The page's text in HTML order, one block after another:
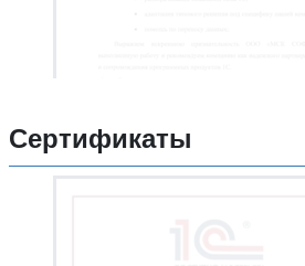
Сертификаты